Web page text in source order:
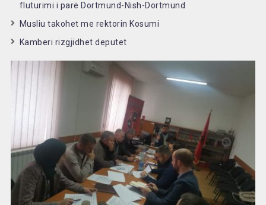
fluturimi i parë Dortmund-Nish-Dortmund
Musliu takohet me rektorin Kosumi
Kamberi rizgjidhet deputet